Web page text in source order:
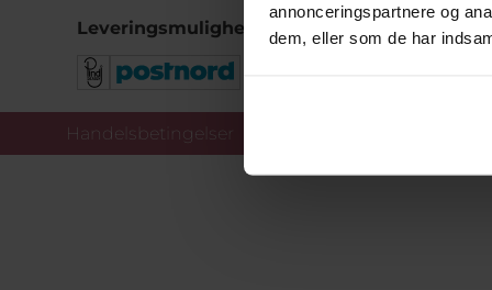
annonceringspartnere og
dem, eller som de har
Leveringsmuligheder
Handelsbetingelser